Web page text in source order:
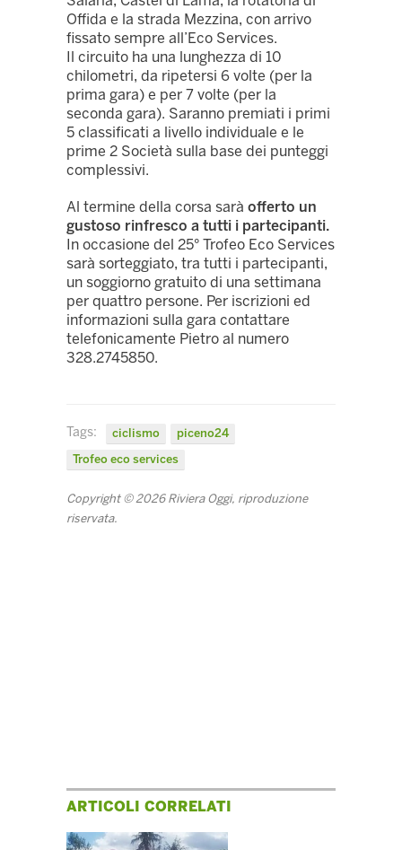
Offida e la strada Mezzina, con arrivo
fissato sempre all’Eco Services.
Il circuito ha una lunghezza di 10
chilometri, da ripetersi 6 volte (per la
prima gara) e per 7 volte (per la
seconda gara). Saranno premiati i primi
5 classificati a livello individuale e le
prime 2 Società sulla base dei punteggi
complessivi.
Al termine della corsa sarà offerto un
gustoso rinfresco a tutti i partecipanti.
In occasione del 25° Trofeo Eco Services
sarà sorteggiato, tra tutti i partecipanti,
un soggiorno gratuito di una settimana
per quattro persone. Per iscrizioni ed
informazioni sulla gara contattare
telefonicamente Pietro al numero
328.2745850.
Tags: ciclismo
piceno24
Trofeo eco services
Copyright © 2026 Riviera Oggi, riproduzione
riservata.
ARTICOLI CORRELATI